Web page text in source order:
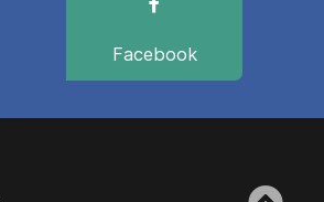
Facebook